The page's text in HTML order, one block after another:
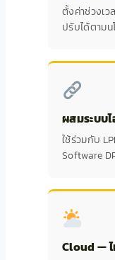
ตั้งค่าช่วงเว
ปรับได้ตาม
ผสมระบบ
ใช้ร่วมกับ
Software
Cloud —